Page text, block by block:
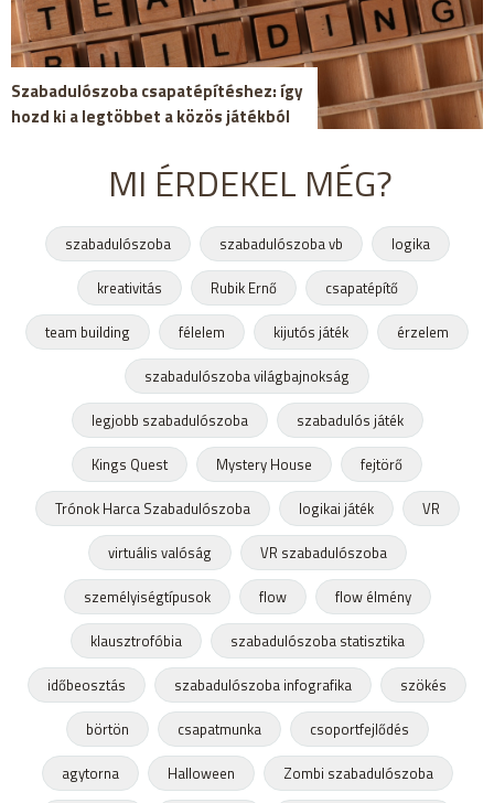
Szabadulószoba csapatépítéshez: így
hozd ki a legtöbbet a közös játékból
MI ÉRDEKEL MÉG?
szabadulószoba szabadulószoba vb
logika
kreativitás
Rubik Ernő
csapatépítő
team building
félelem kijutós játék
érzelem
szabadulószoba világbajnokság
legjobb szabadulószoba
szabadulós játék
Kings Quest
Mystery House
fejtörő
Trónok Harca Szabadulószoba
logikai játék
VR
virtuális valóság
VR szabadulószoba
személyiségtípusok
flow
flow élmény
klausztrofóbia
szabadulószoba statisztika
időbeosztás
szabadulószoba infografika
szökés
börtön
csapatmunka
csoportfejlődés
agytorna
Halloween
Zombi szabadulószoba